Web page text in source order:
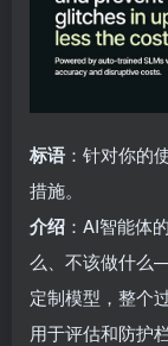
标语 ：针对你的
措施。
介绍 ：AI智能体
么、不该做什么
定制模型，整个
用于评估和防护